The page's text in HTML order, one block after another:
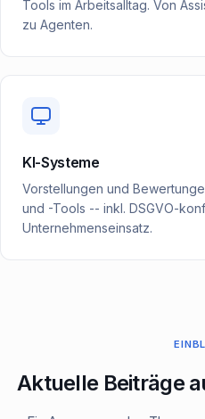
Tools im Arbeitsalltag. Von
zu Agenten.
KI-Systeme
Vorstellungen und
und -Tools -- inkl. DSGVO-
Unternehmenseinsatz.
Aktuelle Beiträge